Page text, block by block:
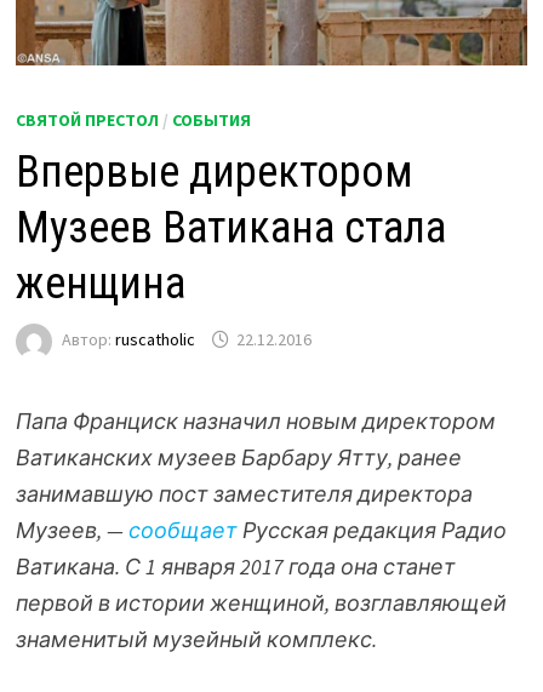
СВЯТОЙ ПРЕСТОЛ / СОБЫТИЯ
Впервые директором
Музеев Ватикана стала
женщина
Автор:ruscatholic 22.12.2016
Папа Франциск назначил новым директором
Ватиканских музеев Барбару Ятту, ранее
занимавшую пост заместителя директора
Музеев, —сообщаетРусская редакция Радио
Ватикана. С 1 января 2017 года она станет
первой в истории женщиной, возглавляющей
знаменитый музейный комплекс.